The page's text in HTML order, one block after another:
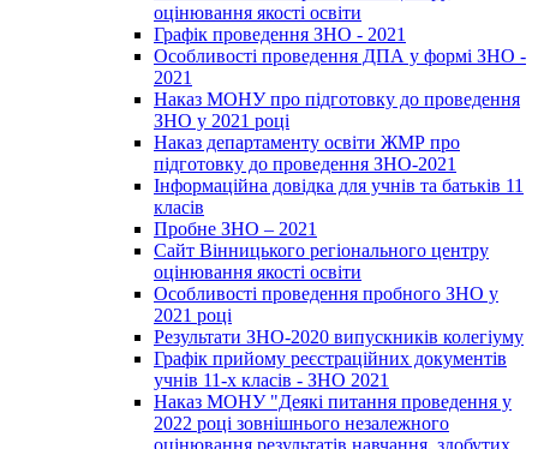
оцінювання якості освіти
Графік проведення ЗНО - 2021
Особливості проведення ДПА у формі ЗНО -
2021
Наказ МОНУ про підготовку до проведення
ЗНО у 2021 році
Наказ департаменту освіти ЖМР про
підготовку до проведення ЗНО-2021
Інформаційна довідка для учнів та батьків 11
класів
Пробне ЗНО – 2021
Сайт Вінницького регіонального центру
оцінювання якості освіти
Особливості проведення пробного ЗНО у
2021 році
Результати ЗНО-2020 випускників колегіуму
Графік прийому реєстраційних документів
учнів 11-х класів - ЗНО 2021
Наказ МОНУ "Деякі питання проведення у
2022 році зовнішнього незалежного
оцінювання результатів навчання, здобутих